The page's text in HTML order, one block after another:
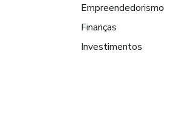
Empreendedorismo
Finanças
Investimentos